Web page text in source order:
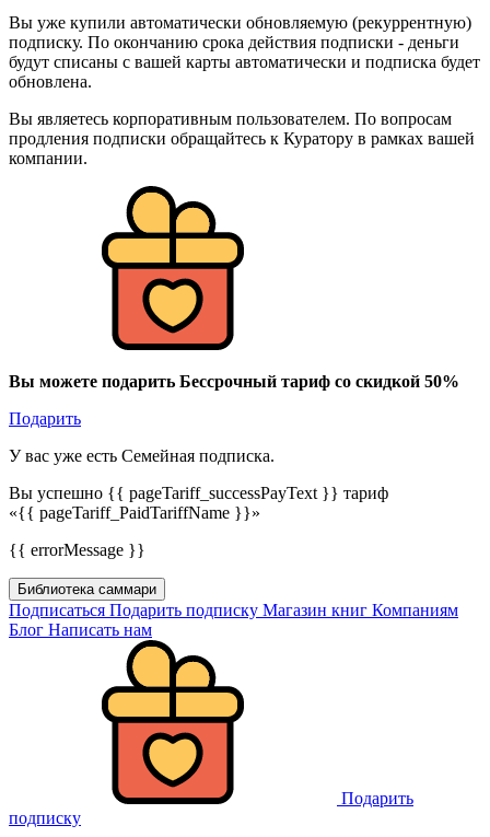
Вы уже купили автоматически обновляемую (рекуррентную)
подписку. По окончанию срока действия подписки - деньги
будут списаны с вашей карты автоматически и подписка будет
обновлена.
Вы являетесь корпоративным пользователем. По вопросам
продления подписки обращайтесь к Куратору в рамках вашей
компании.
Вы можете подарить Бессрочный тариф со скидкой 50%
Подарить
У вас уже есть Семейная подписка.
Вы успешно {{ pageTariff_successPayText }} тариф
«{{ pageTariff_PaidTariffName }}»
{{ errorMessage }}
Библиотека саммари
Подписаться Подарить подписку Магазин книг Компаниям
Блог Написать нам
Подарить
подписку